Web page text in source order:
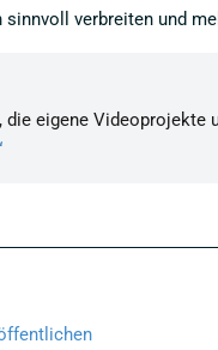
verbreiten und
eigene